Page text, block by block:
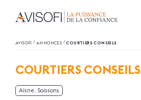
AVISOFI / ANNONCES / COURTIERS CONSEILS
COURTIERS CONSEILS
Aisne, Soissons